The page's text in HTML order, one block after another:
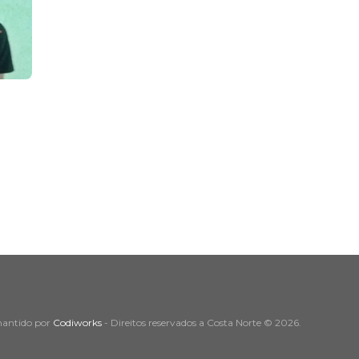
por Codiworks - Direitos reservados a Costa Norte © 2026.